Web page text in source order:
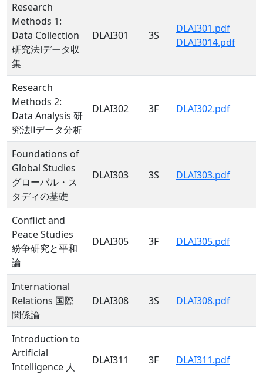
Research
Methods 1:
Data Collection
研究法Ⅰデータ収
集
DLAI301 3S
DLAI301.pdf
DLAI3014.pdf
Research
Methods 2:
Data Analysis 研
究法Ⅱデータ分析
DLAI302 3F DLAI302.pdf
Foundations of
Global Studies
グローバル・ス
タディの基礎
DLAI303 3S DLAI303.pdf
Conflict and
Peace Studies
紛争研究と平和
論
DLAI305 3F DLAI305.pdf
International
Relations 国際
関係論
DLAI308 3S DLAI308.pdf
Introduction to
Artificial
Intelligence 人
DLAI311 3F DLAI311.pdf